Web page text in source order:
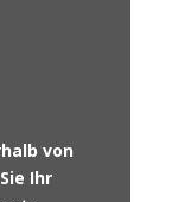
von
Ihr